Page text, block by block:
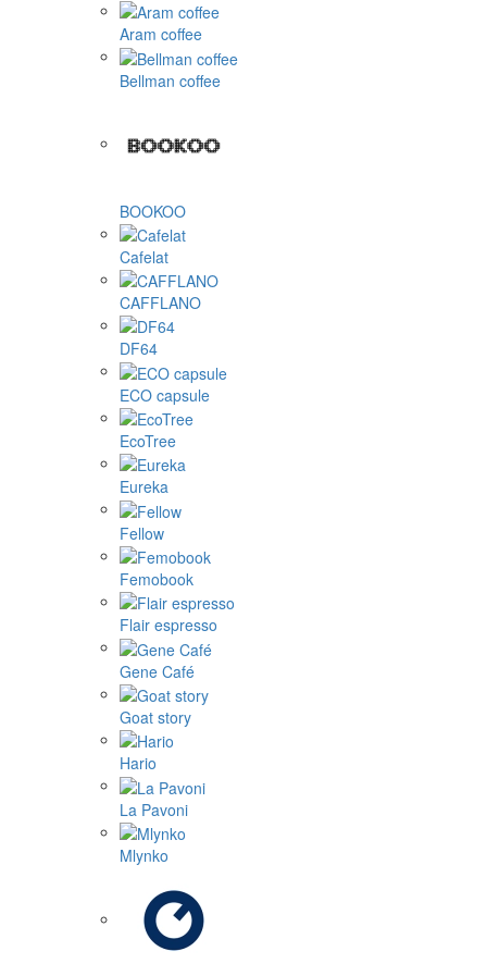
Aram coffee
Bellman coffee
BOOKOO
Cafelat
CAFFLANO
DF64
ECO capsule
EcoTree
Eureka
Fellow
Femobook
Flair espresso
Gene Café
Goat story
Hario
La Pavoni
Mlynko